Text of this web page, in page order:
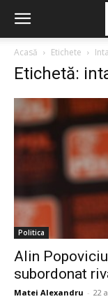
Acasă Etichete
Etichetă:
Politica
Alin
subordonat
Matei Alexandru - 22